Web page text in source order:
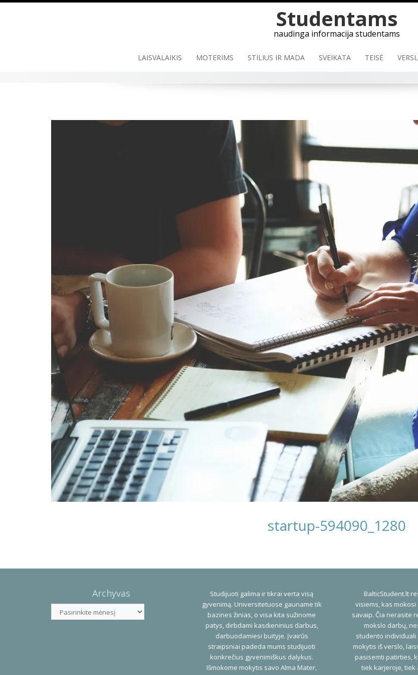
to
content
Studentams
naudinga informacija studentams
LAISVALAIKIS MOTERIMS STILIUS IR MADA SVEIKATA TEISĖ
startup-594090_1280
Navigation
Archyvas
Archyvas
Studijuoti galima ir tikrai verta visą
gyvenimą. Universitetuose gauname tik
bazines žinias, o visa kita sužinome
patys, dirbdami kasdieninius darbus,
darbuodamiesi buityje. Įvairūs
straipsniai padeda mums studijuoti
konkrečius gyvenimiškus dalykus.
Išmokome mokytis savo Alma Mater,
BalticStudent.lt
visiems, kas
savaip. Čia nerasite
mokslo darbų,
studento individuali
mokytis iš verslo,
pasisemti patirties,
tiek karjeroje, tiek